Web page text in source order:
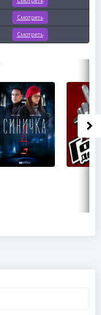
Смотреть
Смотреть